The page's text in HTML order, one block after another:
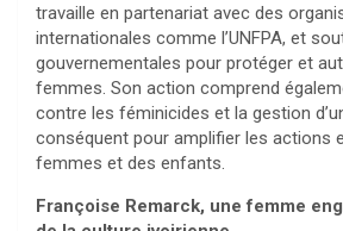
travaille en partenariat avec des
internationales comme l’UNFPA, et
gouvernementales pour protéger et
femmes. Son action comprend
contre les féminicides et la gestion
conséquent pour amplifier les actions
femmes et des enfants.
Françoise Remarck, une femme